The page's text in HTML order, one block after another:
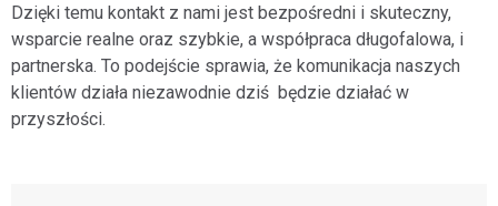
Dzięki temu kontakt z nami jest bezpośredni i skuteczny,
wsparcie realne oraz szybkie, a współpraca długofalowa, i
partnerska. To podejście sprawia, że komunikacja naszych
klientów działa niezawodnie dziś będzie działać w
przyszłości.